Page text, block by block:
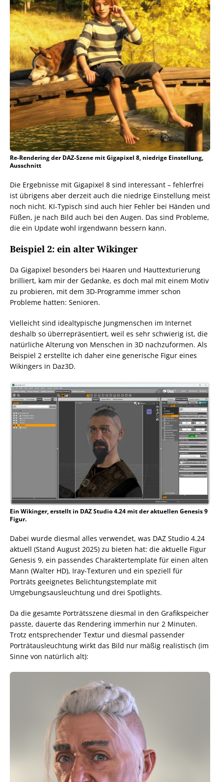
Re-Rendering der DAZ-Szene mit Gigapixel 8, niedrige Einstellung,
Ausschnitt
Die Ergebnisse mit Gigapixel 8 sind interessant – fehlerfrei
ist übrigens aber derzeit auch die niedrige Einstellung meist
noch nicht. KI-Typisch sind auch hier Fehler bei Händen und
Füßen, je nach Bild auch bei den Augen. Das sind Probleme,
die ein Update wohl irgendwann bessern kann.
Beispiel 2: ein alter Wikinger
Da Gigapixel besonders bei Haaren und Hauttexturierung
brilliert, kam mir der Gedanke, es doch mal mit einem Motiv
zu probieren, mit dem 3D-Programme immer schon
Probleme hatten: Senioren.
Vielleicht sind idealtypische Jungmenschen im Internet
deshalb so überrepräsentiert, weil es sehr schwierig ist, die
natürliche Alterung von Menschen in 3D nachzuformen. Als
Beispiel 2 erstellte ich daher eine generische Figur eines
Wikingers in Daz3D.
Ein Wikinger, erstellt in DAZ Studio 4.24 mit der aktuellen Genesis 9
Figur.
Dabei wurde diesmal alles verwendet, was DAZ Studio 4.24
aktuell (Stand August 2025) zu bieten hat: die aktuelle Figur
Genesis 9, ein passendes Charaktertemplate für einen alten
Mann (Walter HD), Iray-Texturen und ein speziell für
Porträts geeignetes Belichtungstemplate mit
Umgebungsausleuchtung und drei Spotlights.
Da die gesamte Porträtsszene diesmal in den Grafikspeicher
passte, dauerte das Rendering immerhin nur 2 Minuten.
Trotz entsprechender Textur und diesmal passender
Porträtausleuchtung wirkt das Bild nur mäßig realistisch (im
Sinne von natürlich alt):